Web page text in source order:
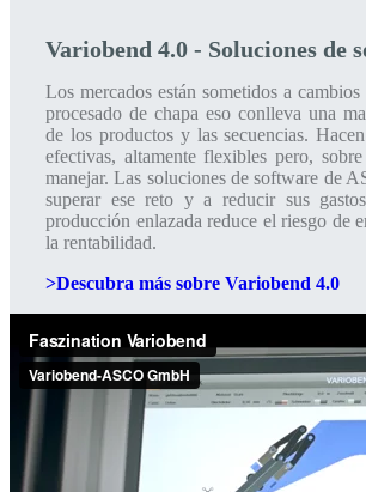
Variobend 4.0 - Soluciones de
Los mercados están sometidos a
procesado de chapa eso conlleva una
de los productos y las secuencias.
efectivas, altamente flexibles pero,
manejar. Las soluciones de software de
superar ese reto y a reducir sus
producción enlazada reduce el riesgo de
la rentabilidad.
>Descubra más sobre Variobend 4.0